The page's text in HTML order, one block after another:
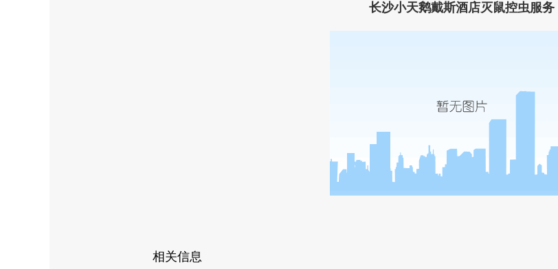
长沙小天鹅戴斯酒店灭鼠控虫服务
相关信息